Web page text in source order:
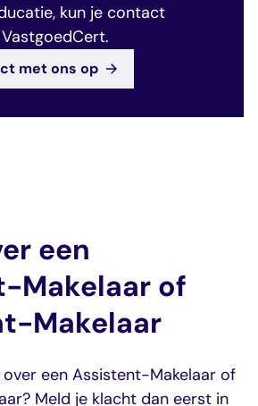
kun je contact
met ons op
een
Makelaar of
Makelaar
een Assistent-Makelaar of
Meld je klacht dan eerst in